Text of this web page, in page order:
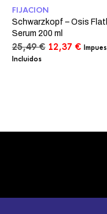
FIJACION
Schwarzkopf – Osis
Serum 200 ml
25,49€ El
12,37 €El
Incluidos